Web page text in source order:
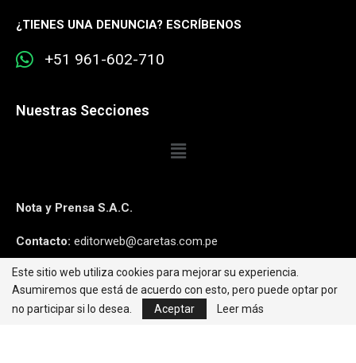
¿TIENES UNA DENUNCIA? ESCRÍBENOS
+51 961-602-710
Nuestras Secciones
Nota y Prensa S.A.C.
Contacto: editorweb@caretas.com.pe
Síguenos:
Este sitio web utiliza cookies para mejorar su experiencia.
Asumiremos que está de acuerdo con esto, pero puede optar por
no participar si lo desea.
Aceptar Leer más